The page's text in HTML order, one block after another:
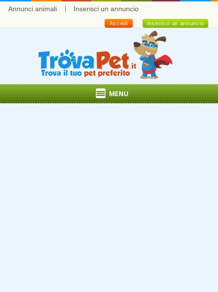
Annunci animali Inserisci un annuncio
Inserisci un annuncio
Accedi
MENU